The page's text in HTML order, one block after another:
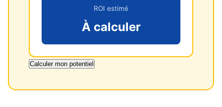
ROI estimé
À calculer
Calculer mon potentiel